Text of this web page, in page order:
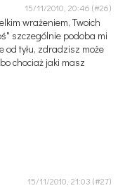
15/11/2010, 20:46
wrażeniem, Twoich
szczególnie podoba mi
od tyłu, zdradzisz może
chociaż jaki masz
15/11/2010, 21:03